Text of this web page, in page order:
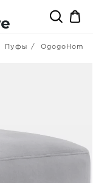
Пуфы OgogoHome